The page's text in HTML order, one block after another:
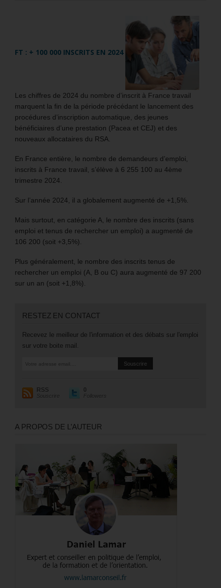
FT : + 100 000 INSCRITS EN 2024
Les chiffres de 2024 du nombre d’inscrit à France travail
marquent la fin de la période précédant le lancement des
procédures d’inscription automatique, des jeunes
bénéficiaires d’une prestation (Pacea et CEJ) et des
nouveaux allocataires du RSA.
En France entière, le nombre de demandeurs d’emploi,
inscrits à France travail, s’élève à 6 255 100 au 4ème
trimestre 2024.
Sur l’année 2024, il a globalement augmenté de +1,5%.
Mais surtout, en catégorie A, le nombre des inscrits (sans
emploi et tenus de rechercher un emploi) a augmenté de
106 200 (soit +3,5%).
Plus généralement, le nombre des inscrits tenus de
rechercher un emploi (A, B ou C) aura augmenté de 97 200
sur un an (soit +1,8%).
RESTEZ EN CONTACT
Recevez le meilleur de l'information et des débats sur l'emploi
sur votre boite mail.
RSS
Souscrire
0
Followers
A PROPOS DE L’AUTEUR